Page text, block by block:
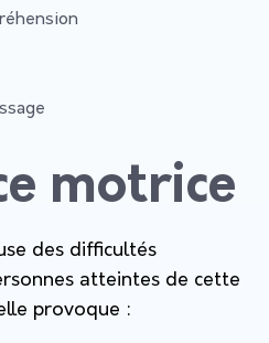
motrice
des difficultés
atteintes de cette
provoque :